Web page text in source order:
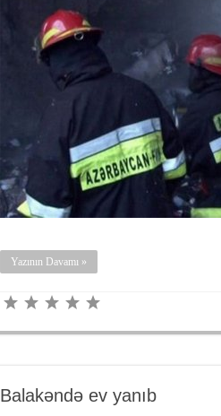
Yazının Davamı »
Balakəndə ev yanıb